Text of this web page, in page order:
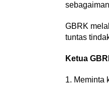
GBRK
tuntas
Ketua
1. Meminta